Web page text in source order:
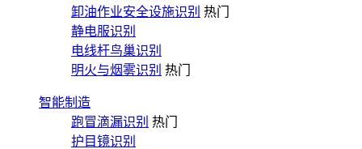
卸油作业安全设施识别 热门
静电服识别
电线杆鸟巢识别
明火与烟雾识别 热门
智能制造
跑冒滴漏识别 热门
护目镜识别